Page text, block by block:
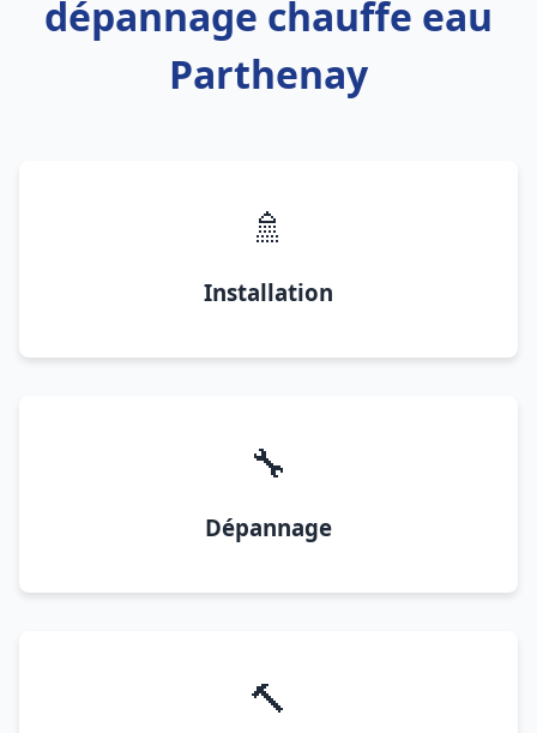
dépannage chauffe eau
Parthenay
🚿
Installation
🔧
Dépannage
🔨